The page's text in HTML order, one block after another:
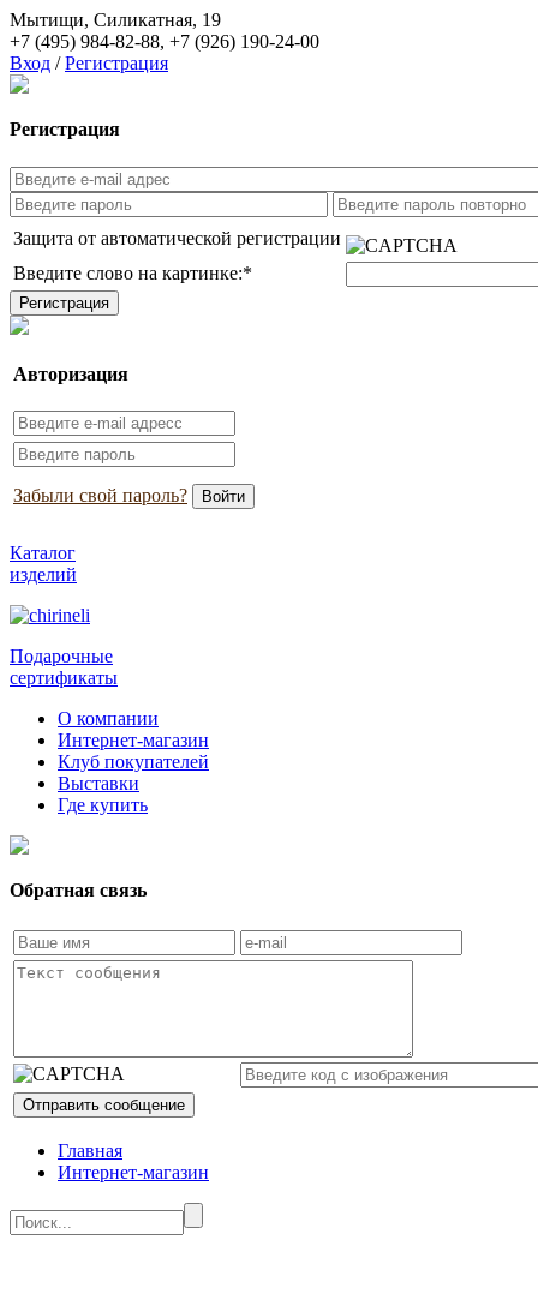
Мытищи, Силикатная, 19
+7 (495) 984-82-88, +7 (926) 190-24-00
Вход / Регистрация
Регистрация
Защита от автоматической регистрации
Введите слово на картинке:*
Авторизация
Забыли свой пароль?
Каталог
изделий
Подарочные
сертификаты
О компании
Интернет-магазин
Клуб покупателей
Выставки
Где купить
Обратная связь
Главная
Интернет-магазин